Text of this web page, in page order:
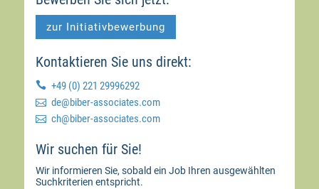
zur Initiativbewerbung
Kontaktieren Sie uns direkt:
 +49 (0) 221 29996292
 moc.setaicossa-rebib@ed
 moc.setaicossa-rebib@hc
Wir suchen für Sie!
Wir informieren Sie, sobald ein Job Ihren ausgewählten
Suchkriterien entspricht.